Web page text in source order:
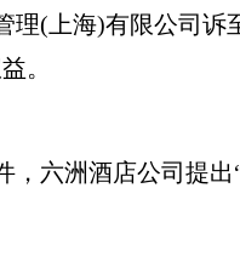
上海)有限公司诉
。
六洲酒店公司提出